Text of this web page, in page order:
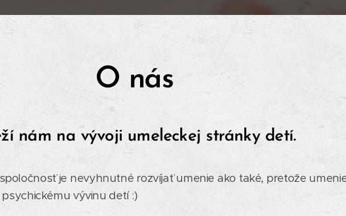
O nás
nám na vývoji umeleckej stránky detí.
je nevyhnutné rozvíjať umenie ako také, pretože
vývinu detí :)